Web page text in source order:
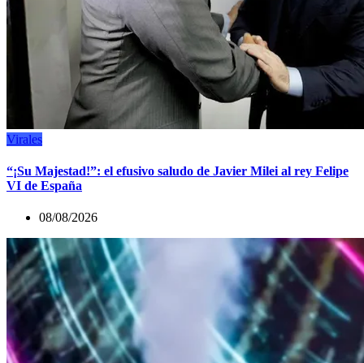
Virales
“¡Su Majestad!”: el efusivo saludo de Javier Milei al rey Felipe
VI de España
08/08/2026